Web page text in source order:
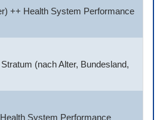
++ Health System Performance
(nach Alter, Bundesland,
System Performance